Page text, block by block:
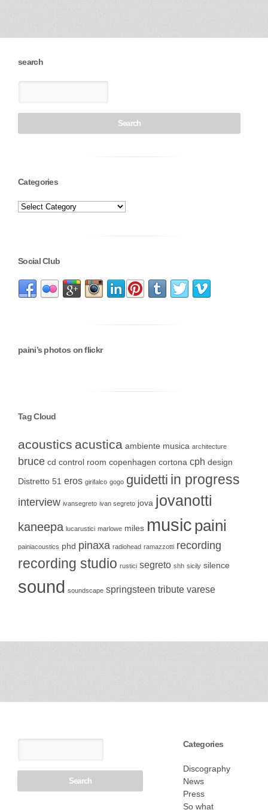
search
Categories
Social Club
paini’s photos on flickr
Tag Cloud
acoustics acustica ambiente musica architecture
bruce cd control room copenhagen cortona cph design
Distretto 51 eros girifalco gogo guidetti in progress
interview ivansegreto ivan segreto jova jovanotti
kaneepa lucarustici marlowe miles music paini
painiacoustics phd pinaxa radiohead ramazzotti recording
recording studio rustici segreto shh sicily silence
sound soundscape springsteen tribute varese
Categories
Discography
News
Press
So what